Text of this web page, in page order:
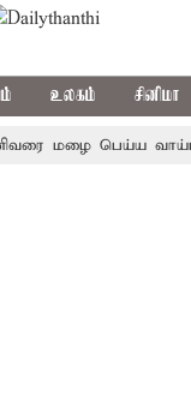
உலகம் சினிமா
பெய்ய வாய்ப்பு